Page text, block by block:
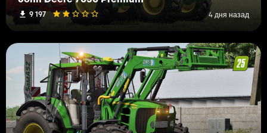
9 197 4 дня назад